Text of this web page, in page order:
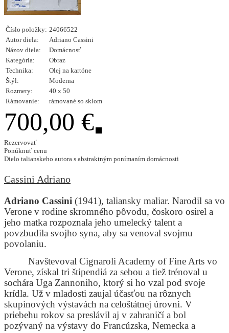
Číslo položky: 24066522
Autor diela:
Adriano Cassini
Názov diela:
Domácnosť
Kategória:
Obraz
Technika:
Olej na kartóne
Štýl:
Moderna
Rozmery:
40 x 50
Rámovanie:
rámované so sklom
700,00 €
Rezervovať
Ponúknuť cenu
Dielo talianskeho autora s abstraktným ponímaním domácnosti
Cassini Adriano
Adriano Cassini (1941), taliansky maliar. Narodil sa vo
Verone v rodine skromného pôvodu, čoskoro osirel a
jeho matka rozpoznala jeho umelecký talent a
povzbudila svojho syna, aby sa venoval svojmu
povolaniu.
Navštevoval Cignaroli Academy of Fine Arts vo
Verone, získal tri štipendiá za sebou a tiež trénoval u
sochára Uga Zannoniho, ktorý si ho vzal pod svoje
krídla. Už v mladosti zaujal účasťou na rôznych
skupinových výstavách na celoštátnej úrovni. V
priebehu rokov sa preslávil aj v zahraničí a bol
pozývaný na výstavy do Francúzska, Nemecka a